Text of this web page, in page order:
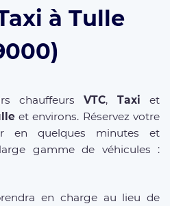
à Tulle
chauffeursVTC, Taxi et
et environs. Réservez votre
en quelques minutes et
gamme de véhicules :
en charge au lieu de